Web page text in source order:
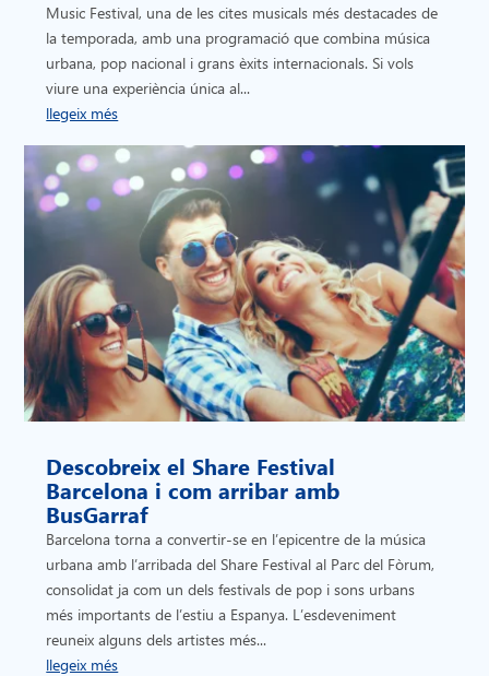
Music Festival, una de les cites musicals més destacades de
la temporada, amb una programació que combina música
urbana, pop nacional i grans èxits internacionals. Si vols
viure una experiència única al...
llegeix més
Descobreix el Share Festival
Barcelona i com arribar amb
BusGarraf
Barcelona torna a convertir-se en l’epicentre de la música
urbana amb l’arribada del Share Festival al Parc del Fòrum,
consolidat ja com un dels festivals de pop i sons urbans
més importants de l’estiu a Espanya. L’esdeveniment
reuneix alguns dels artistes més...
llegeix més